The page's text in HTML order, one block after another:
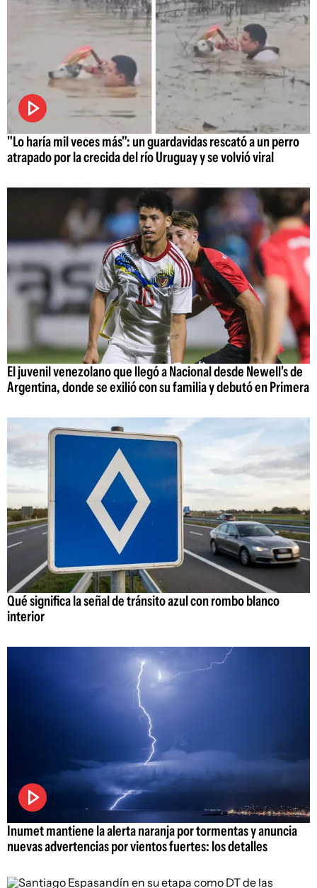
"Lo haría mil veces más": un guardavidas rescató a un perro
atrapado por la crecida del río Uruguay y se volvió viral
El juvenil venezolano que llegó a Nacional desde Newell's de
Argentina, donde se exilió con su familia y debutó en Primera
Qué significa la señal de tránsito azul con rombo blanco
interior
Inumet mantiene la alerta naranja por tormentas y anuncia
nuevas advertencias por vientos fuertes: los detalles